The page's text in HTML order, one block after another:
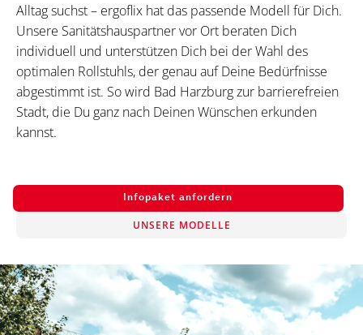
Alltag suchst – ergoflix hat das passende Modell für Dich.
Unsere Sanitätshauspartner vor Ort beraten Dich
individuell und unterstützen Dich bei der Wahl des
optimalen Rollstuhls, der genau auf Deine Bedürfnisse
abgestimmt ist. So wird Bad Harzburg zur barrierefreien
Stadt, die Du ganz nach Deinen Wünschen erkunden
kannst.
Infopaket anfordern
UNSERE MODELLE